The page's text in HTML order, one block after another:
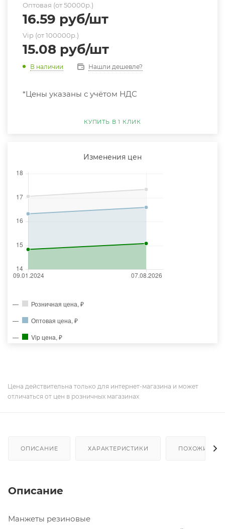
Оптовая (от 50000р.)
16.59 руб/шт
Vip (от 100000р.)
15.08 руб/шт
В наличии Нашли дешевле?
*Цены указаны с учётом НДС
КУПИТЬ В 1 КЛИК
Изменения цен
Розничная цена, ₽
Оптовая цена, ₽
Vip цена, ₽
Цена действительна только для интернет-магазина и может
отличаться от цен в розничных магазинах
ОПИСАНИЕ ХАРАКТЕРИСТИКИ ПОХОЖИЕ
Описание
Манжеты резиновые